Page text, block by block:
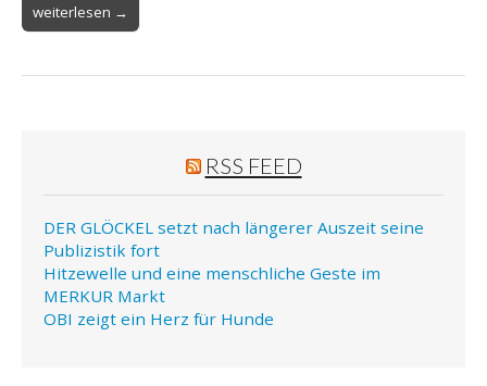
weiterlesen →
RSS FEED
DER GLÖCKEL setzt nach längerer Auszeit seine
Publizistik fort
Hitzewelle und eine menschliche Geste im
MERKUR Markt
OBI zeigt ein Herz für Hunde